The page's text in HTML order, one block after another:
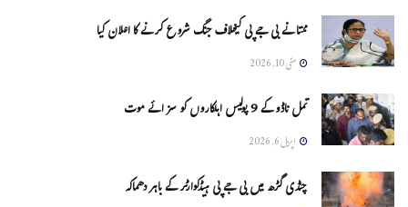
ممتا نے بی جے پی کیخلاف جنگ شروع کرنے کا اعلان کیا
مئی 10, 2026
تمل ناڈو کے 9 پولیس اہلکاروں کو سزائے موت
اپریل 6, 2026
چنڈی گڑھ میں بی جے پی ہیڈکوارٹر کے باہر دھماکہ